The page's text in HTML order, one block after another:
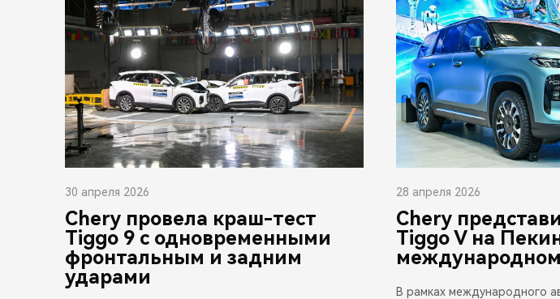
30 апреля 2026
Chery провела краш-тест
Tiggo 9 с одновременными
фронтальным и задним
ударами
28 апреля 2026
Chery
Tiggo V на
В рамках международного